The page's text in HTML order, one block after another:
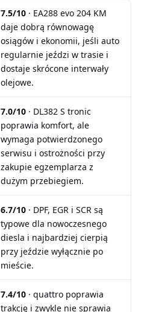
7.5/10 · EA288 evo 204 KM
daje dobrą równowagę
osiągów i ekonomii, jeśli auto
regularnie jeździ w trasie i
dostaje skrócone interwały
olejowe.
7.0/10 · DL382 S tronic
poprawia komfort, ale
wymaga potwierdzonego
serwisu i ostrożności przy
zakupie egzemplarza z
dużym przebiegiem.
6.7/10 · DPF, EGR i SCR są
typowe dla nowoczesnego
diesla i najbardziej cierpią
przy jeździe wyłącznie po
mieście.
7.4/10 · quattro poprawia
trakcję i zwykle nie sprawia